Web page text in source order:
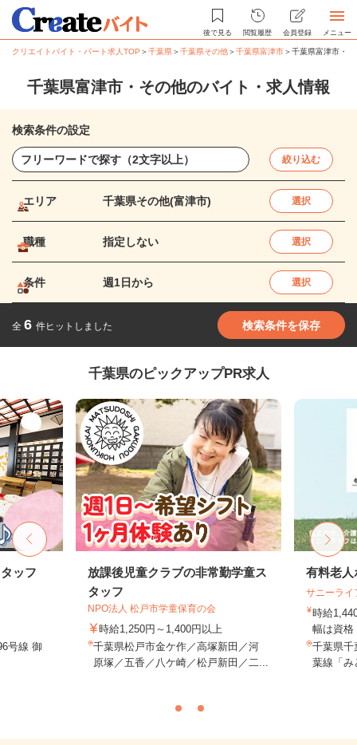
後で見る 閲覧履歴 会員登録 メニュー
クリエイトバイト・パート求人TOP ＞千葉県＞千葉県その他＞千葉県富津市＞千葉県富津市・
千葉県富津市・その他のバイト・求人情報
検索条件の設定
絞り込む
エリア 千葉県その他(富津市) 選択
職種 指定しない 選択
条件 週1日から 選択
全 6 件ヒットしました 検索条件を保存
千葉県のピックアップPR求人
ッフ
号線 御
放課後児童クラブの非常勤学童ス
タッフ
NPO法人 松戸市学童保育の会
時給1,250円～1,400円以上
千葉県松戸市金ケ作／高塚新田／河
原塚／五香／八ケ崎／松戸新田／二...
有料老人
サニーライ
時給
幅は資
千葉県千
葉線「み